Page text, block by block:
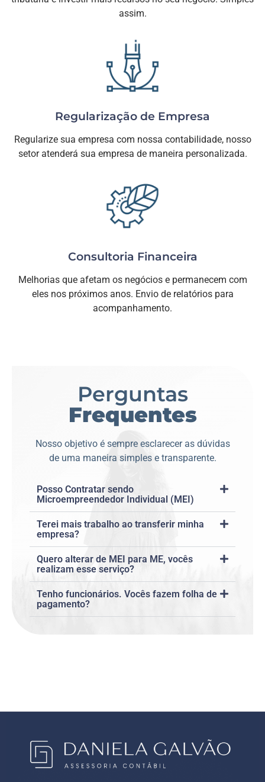
assim.
Regularização de Empresa
Regularize sua empresa com nossa contabilidade, nosso
setor atenderá sua empresa de maneira personalizada.​
Consultoria Financeira
Melhorias que afetam os negócios e permanecem com
eles nos próximos anos. Envio de relatórios para
acompanhamento.
Perguntas
Frequentes
Nosso objetivo é sempre esclarecer as dúvidas
de uma maneira simples e transparente.
Posso Contratar sendo
Microempreendedor Individual (MEI)
Terei mais trabalho ao transferir minha
empresa?
Quero alterar de MEI para ME, vocês
realizam esse serviço?
Tenho funcionários. Vocês fazem folha de
pagamento?